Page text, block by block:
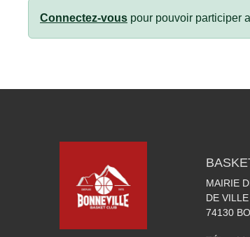
Connectez-vous pour pouvoir participer
MAIRIE
DE VILLE
74130